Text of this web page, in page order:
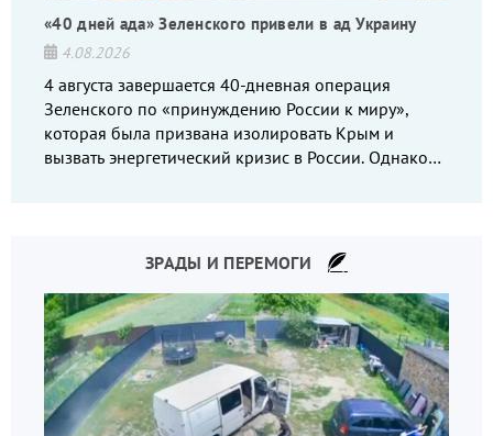
«40 дней ада» Зеленского привели в ад Украину
4.08.2026
4 августа завершается 40-дневная операция
Зеленского по «принуждению России к миру»,
которая была призвана изолировать Крым и
вызвать энергетический кризис в России. Однако
ЗРАДЫ И ПЕРЕМОГИ